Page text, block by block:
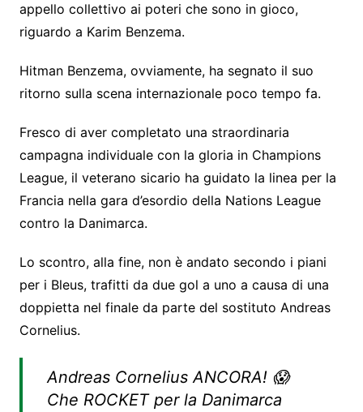
appello collettivo ai poteri che sono in gioco,
riguardo a Karim Benzema.
Hitman Benzema, ovviamente, ha segnato il suo
ritorno sulla scena internazionale poco tempo fa.
Fresco di aver completato una straordinaria
campagna individuale con la gloria in Champions
League, il veterano sicario ha guidato la linea per la
Francia nella gara d’esordio della Nations League
contro la Danimarca.
Lo scontro, alla fine, non è andato secondo i piani
per i Bleus, trafitti da due gol a uno a causa di una
doppietta nel finale da parte del sostituto Andreas
Cornelius.
Andreas Cornelius ANCORA! 😱
Che ROCKET per la Danimarca